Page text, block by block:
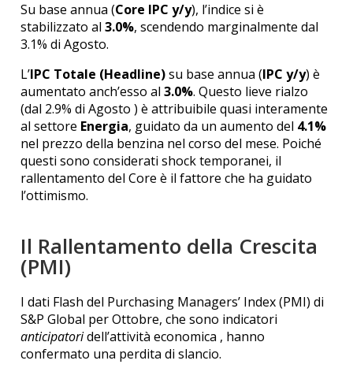
Su base annua (Core IPC y/y), l’indice si è
stabilizzato al3.0%, scendendo marginalmente dal
3.1% di Agosto.
L’IPC Totale (Headline)su base annua (IPC y/y) è
aumentato anch’esso al3.0%. Questo lieve rialzo
(dal 2.9% di Agosto) è attribuibile quasi interamente
al settore Energia, guidato da un aumento del 4.1%
nel prezzo della benzina nel corso del mese. Poiché
questi sono considerati shock temporanei, il
rallentamento del Core è il fattore che ha guidato
l’ottimismo.
Il Rallentamento della Crescita
(PMI)
I dati Flash del Purchasing Managers’ Index (PMI) di
S&P Global per Ottobre, che sono indicatori
anticipatoridell’attività economica , hanno
confermato una perdita di slancio.